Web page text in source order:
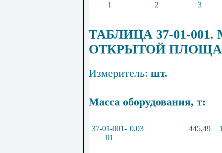
1 2 3
ТАБЛИЦА 37-01-
ОТКРЫТОЙ
Измеритель: шт.
Масса оборудования, т:
37-01-001-
01
0,03 445,49